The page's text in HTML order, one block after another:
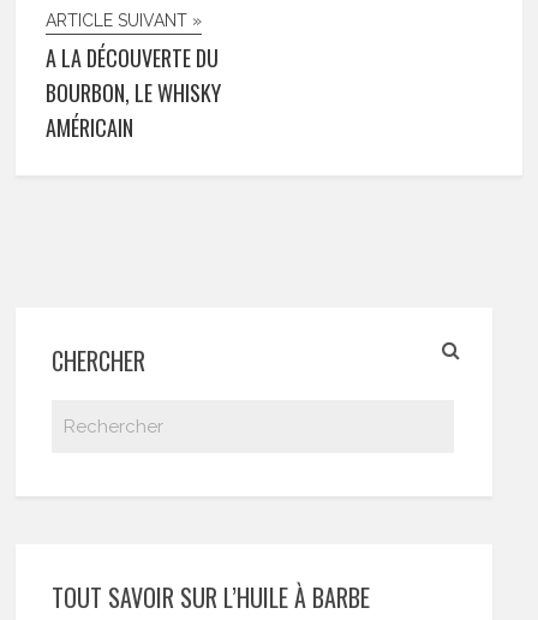
ARTICLE SUIVANT »
A LA DÉCOUVERTE DU
BOURBON, LE WHISKY
AMÉRICAIN
CHERCHER
TOUT SAVOIR SUR L’HUILE À BARBE